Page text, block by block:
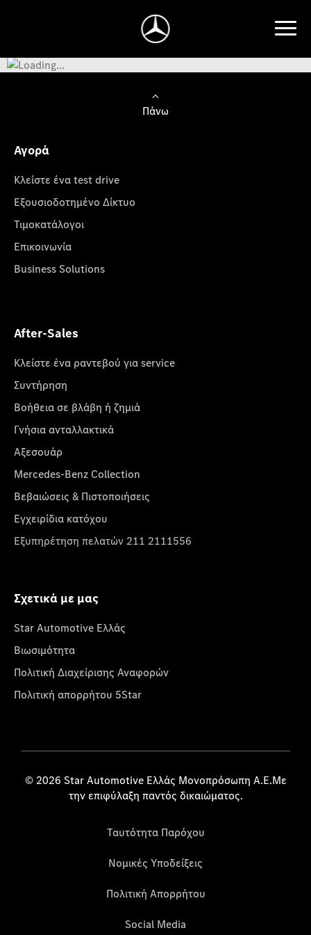
Πάνω
Αγορά
Κλείστε ένα test drive
Εξουσιοδοτημένο Δίκτυο
Τιμοκατάλογοι
Επικοινωνία
Business Solutions
After-Sales
Κλείστε ένα ραντεβού για service
Συντήρηση
Βοήθεια σε βλάβη ή ζημιά
Γνήσια ανταλλακτικά
Αξεσουάρ
Mercedes-Benz Collection
Βεβαιώσεις & Πιστοποιήσεις
Εγχειρίδια κατόχου
Εξυπηρέτηση πελατών 211 2111556
Σχετικά με μας
Star Automotive Ελλάς
Βιωσιμότητα
Πολιτική Διαχείρισης Αναφορών
Πολιτική απορρήτου 5Star
© 2026 Star Automotive Ελλάς Μονοπρόσωπη Α.Ε.Με
την επιφύλαξη παντός δικαιώματος.
Ταυτότητα Παρόχου
Νομικές Υποδείξεις
Πολιτική Απορρήτου
Social Media